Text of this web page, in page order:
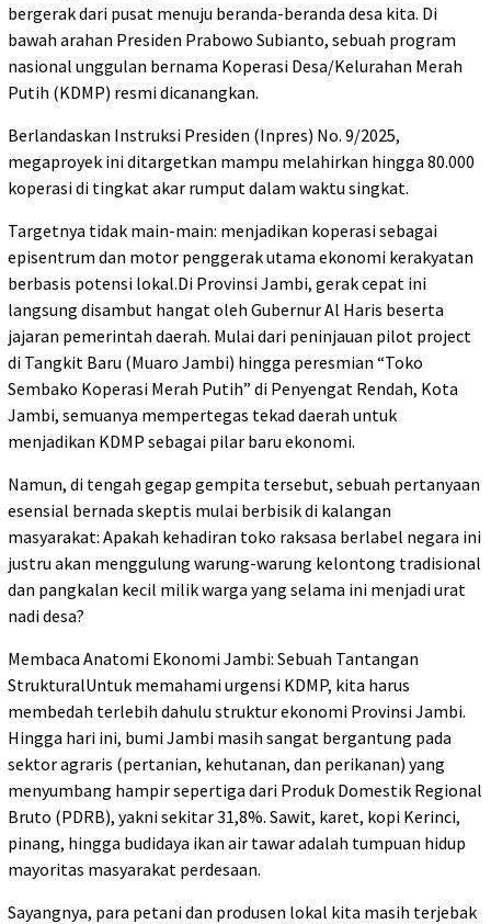
bergerak dari pusat menuju beranda-beranda desa kita. Di
bawah arahan Presiden Prabowo Subianto, sebuah program
nasional unggulan bernama Koperasi Desa/Kelurahan Merah
Putih (KDMP) resmi dicanangkan.
Berlandaskan Instruksi Presiden (Inpres) No. 9/2025,
megaproyek ini ditargetkan mampu melahirkan hingga 80.000
koperasi di tingkat akar rumput dalam waktu singkat.
Targetnya tidak main-main: menjadikan koperasi sebagai
episentrum dan motor penggerak utama ekonomi kerakyatan
berbasis potensi lokal.Di Provinsi Jambi, gerak cepat ini
langsung disambut hangat oleh Gubernur Al Haris beserta
jajaran pemerintah daerah. Mulai dari peninjauan pilot project
di Tangkit Baru (Muaro Jambi) hingga peresmian “Toko
Sembako Koperasi Merah Putih” di Penyengat Rendah, Kota
Jambi, semuanya mempertegas tekad daerah untuk
menjadikan KDMP sebagai pilar baru ekonomi.
Namun, di tengah gegap gempita tersebut, sebuah pertanyaan
esensial bernada skeptis mulai berbisik di kalangan
masyarakat: Apakah kehadiran toko raksasa berlabel negara ini
justru akan menggulung warung-warung kelontong tradisional
dan pangkalan kecil milik warga yang selama ini menjadi urat
nadi desa?
Membaca Anatomi Ekonomi Jambi: Sebuah Tantangan
StrukturalUntuk memahami urgensi KDMP, kita harus
membedah terlebih dahulu struktur ekonomi Provinsi Jambi.
Hingga hari ini, bumi Jambi masih sangat bergantung pada
sektor agraris (pertanian, kehutanan, dan perikanan) yang
menyumbang hampir sepertiga dari Produk Domestik Regional
Bruto (PDRB), yakni sekitar 31,8%. Sawit, karet, kopi Kerinci,
pinang, hingga budidaya ikan air tawar adalah tumpuan hidup
mayoritas masyarakat perdesaan.
Sayangnya, para petani dan produsen lokal kita masih terjebak